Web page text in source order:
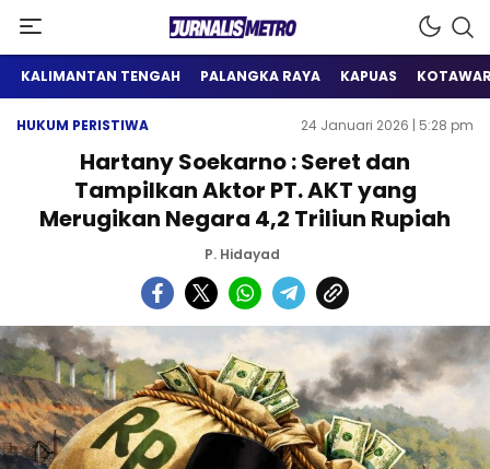
Jurnalis Metro
Satu Wadah Informasi
KALIMANTAN TENGAH PALANGKA RAYA KAPUAS
HUKUM PERISTIWA 24 Januari 2026 | 5:28 pm
Hartany Soekarno : Seret dan
Tampilkan Aktor PT. AKT yang
Merugikan Negara 4,2 Triliun Rupiah
P. Hidayad